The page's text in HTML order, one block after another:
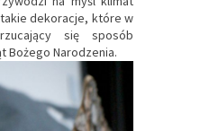
dekoracje, które w
się sposób
Bożego Narodzenia.